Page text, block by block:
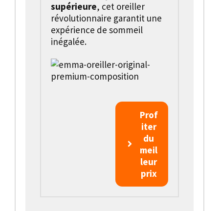
supérieure, cet oreiller
révolutionnaire garantit une
expérience de sommeil
inégalée.
Prof
iter
du
meil
leur
prix